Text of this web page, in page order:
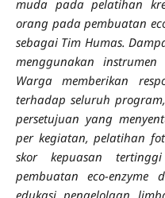
muda pada pelatihan
orang pada pembuatan
sebagai Tim Humas.
menggunakan
Warga memberikan
terhadap seluruh
persetujuan yang
per kegiatan, pelatihan
skor kepuasan
pembuatan eco-
edukasi pengelolaan